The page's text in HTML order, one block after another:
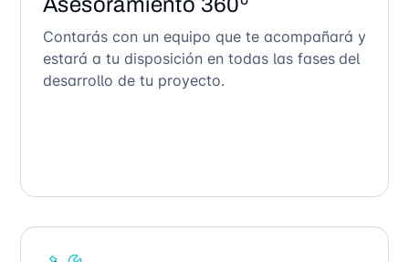
Contarás con un equipo que te acompañará y
estará a tu disposición en todas las fases del
desarrollo de tu proyecto.